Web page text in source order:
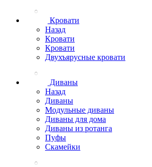
Кровати
Назад
Кровати
Кровати
Двухъярусные кровати
Диваны
Назад
Диваны
Модульные диваны
Диваны для дома
Диваны из ротанга
Пуфы
Скамейки